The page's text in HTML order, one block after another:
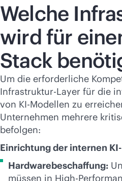
Welche
wird für
Stack
Um die erforderliche
Infrastruktur-Layer für die
von KI-Modellen zu
Unternehmen mehrere
befolgen:
Einrichtung der internen
Hardwarebeschaffung:
müssen in High-